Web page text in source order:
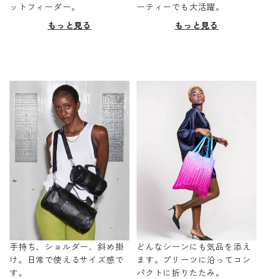
ットフィーダー。
もっと見る
ーティーでも大活躍。
もっと見る
手持ち、ショルダー、斜め掛
け。日常で使えるサイズ感で
す。
どんなシーンにも気品を添え
ます。プリーツに沿ってコン
パクトに折りたたみ。